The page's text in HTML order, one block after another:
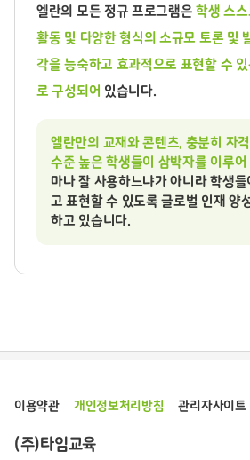
엘란의 모든 정규 프로그램은학생 스
활동 및 다양한 형식의 소규모 토론 및
각을 능숙하고 효과적으로 표현할 수
로 구성되어 있습니다.
엘란만의 교재와 콘텐츠, 충분히 자
수준 높은 학생들이 삼박자를 이루어
마나 잘 사용하느냐가 아니라 학생
고 표현할 수 있도록 글로벌 인재 양
하고 있습니다.
이용약관 개인정보처리방침 관리자사이트
(주)타임교육